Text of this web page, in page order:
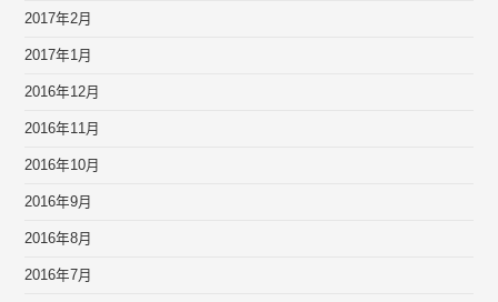
2017年2月
2017年1月
2016年12月
2016年11月
2016年10月
2016年9月
2016年8月
2016年7月